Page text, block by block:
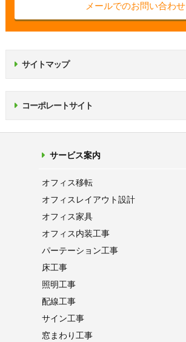
メールでのお問い合わせ
サイトマップ
コーポレートサイト
サービス案内
オフィス移転
オフィス レイアウト設計
オフィス家具
オフィス内装工事
パーテーション工事
床工事
照明工事
配線工事
サイン工事
窓まわり工事